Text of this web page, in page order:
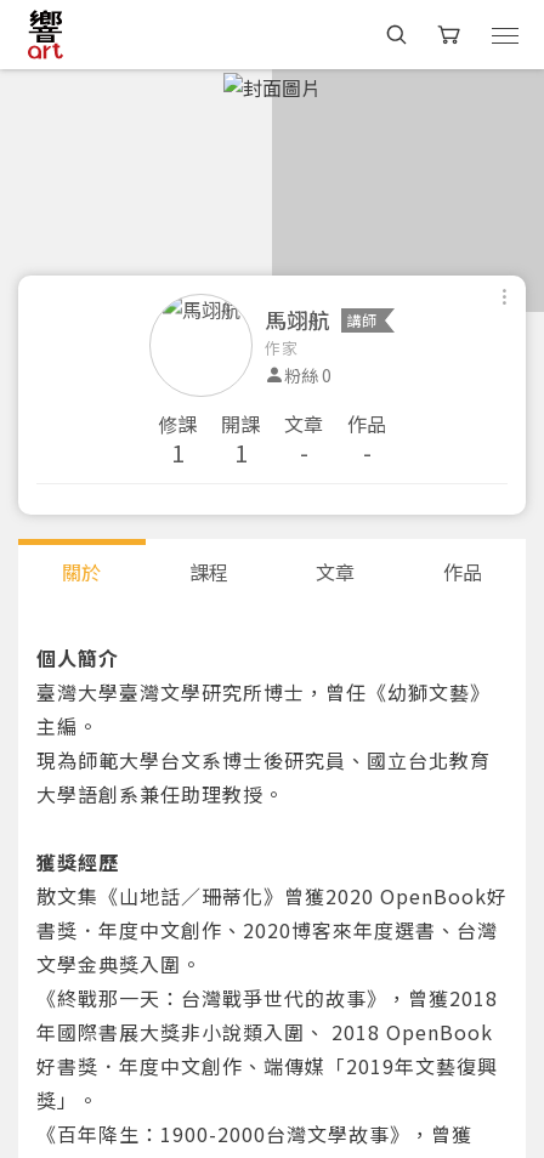
馬翊航 講師
作家
粉絲 0
修課
1
開課
1
文章
-
作品
-
關於 課程 文章 作品
個人簡介
臺灣大學臺灣文學研究所博士，曾任《幼獅文藝》
主編。
現為師範大學台文系博士後研究員、國立台北教育
大學語創系兼任助理教授。
獲獎經歷
散文集《山地話／珊蒂化》曾獲2020 OpenBook好
書獎．年度中文創作、2020博客來年度選書、台灣
文學金典獎入圍。
《終戰那一天：台灣戰爭世代的故事》，曾獲2018
年國際書展大獎非小說類入圍、 2018 OpenBook
好書獎．年度中文創作、端傳媒「2019年文藝復興
獎」。
《百年降生：1900-2000台灣文學故事》，曾獲